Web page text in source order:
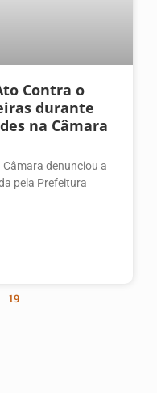
Contra o
durante
na Câmara
denunciou a
pela Prefeitura
19